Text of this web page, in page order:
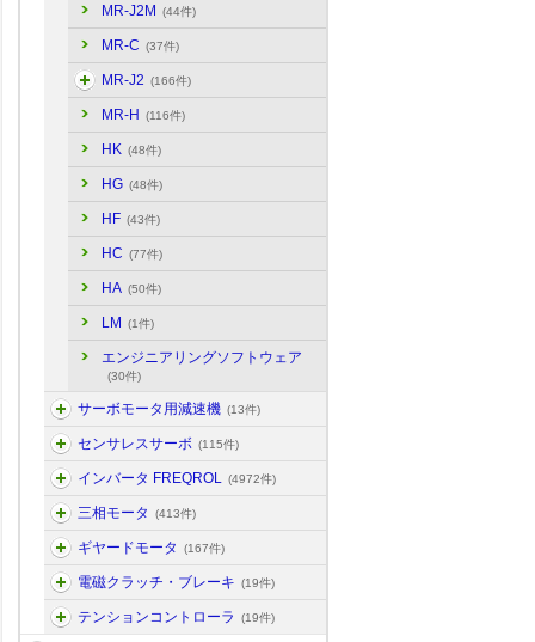
MR-J2M (44件)
MR-C (37件)
MR-J2 (166件)
MR-H (116件)
HK (48件)
HG (48件)
HF (43件)
HC (77件)
HA (50件)
LM (1件)
エンジニアリングソフトウェア
(30件)
サーボモータ用減速機 (13件)
センサレスサーボ (115件)
インバータ FREQROL (4972件)
三相モータ (413件)
ギヤードモータ (167件)
電磁クラッチ・ブレーキ (19件)
テンションコントローラ (19件)